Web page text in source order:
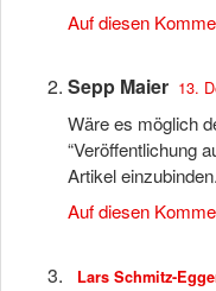
Auf diesen
Sepp Maier 13.
Wäre es möglich
“Veröffentlichung
Artikel
Auf diesen
Lars Schmitz-